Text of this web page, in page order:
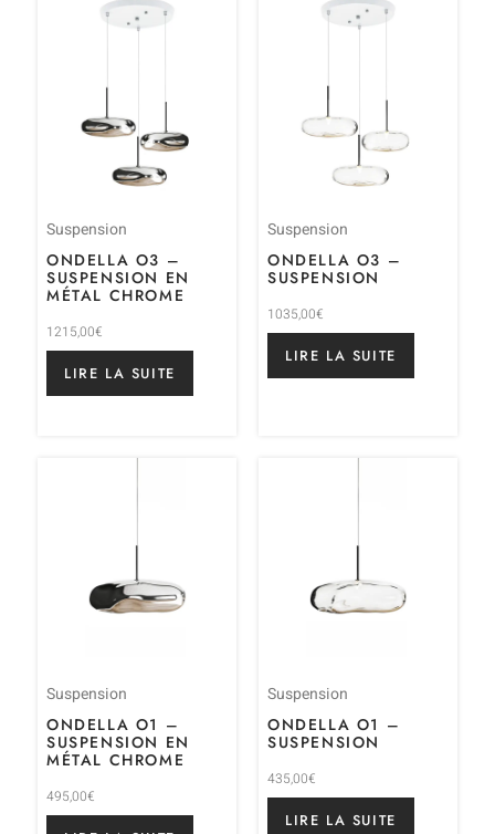
Suspension
ONDELLA O3 –
SUSPENSION EN
MÉTAL CHROME
1215,00€
LIRE LA SUITE
Suspension
ONDELLA O3 –
SUSPENSION
1035,00€
LIRE LA SUITE
Suspension
ONDELLA O1 –
SUSPENSION EN
MÉTAL CHROME
495,00€
Suspension
ONDELLA O1 –
SUSPENSION
435,00€
LIRE LA SUITE